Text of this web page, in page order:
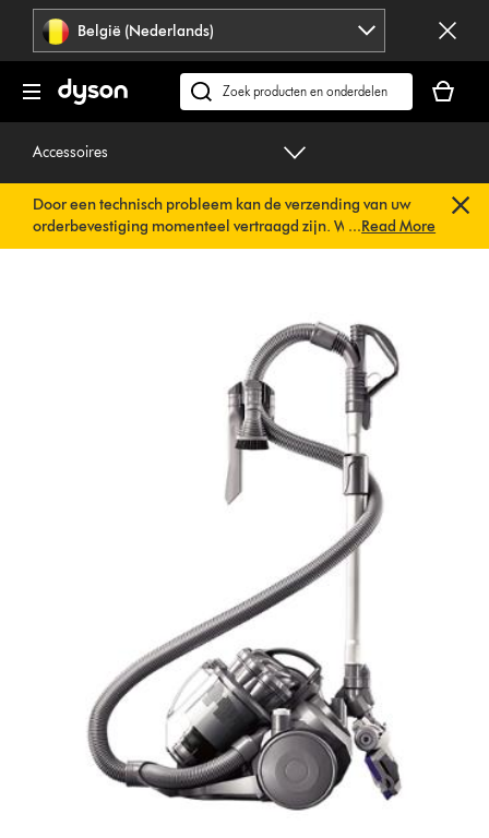
Navigatie
overslaan
België (Nederlands)
Zoek
op
is
Accessoires
Door een technisch probleem kan de verzending van uw
orderbevestiging momenteel vertraagd zijn. We werken al
aan een snelle oplossing.U hoeft verder niets te doen. Uw
...Read More